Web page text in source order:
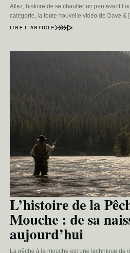
Allez, histoire de se chauffer un peu avant
catégorie, la toute nouvelle vidéo de Dave &
LIRE L’ARTICLE
L’histoire de la
Mouche : de sa
aujourd’hui
La pêche à la mouche est une technique de